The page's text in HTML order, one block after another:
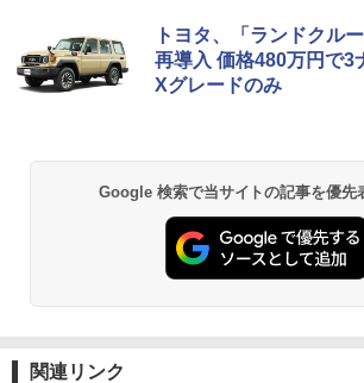
トヨタ、「ランドクル
再導入 価格480万円で3
Xグレードのみ
Google 検索で当サイトの記事を優先
関連リンク